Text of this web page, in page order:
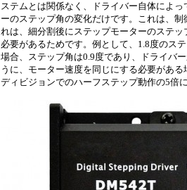
ステムとは関係なく、ドライバー自体によ
ーのステップ角の変化だけです。これは、
れは、細分割後にステップモーターのステ
必要があるためです。例として、1.8度のス
場合、ステップ角は0.9度であり、ドライバ
うに、モーター速度を同じにする必要があ
ディビジョンでのハーフステップ動作の5倍に